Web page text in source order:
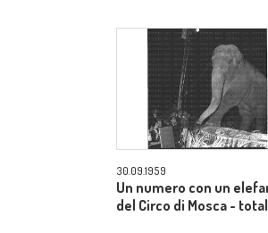
30.09.1959
Un numero con un
del Circo di Mosca -